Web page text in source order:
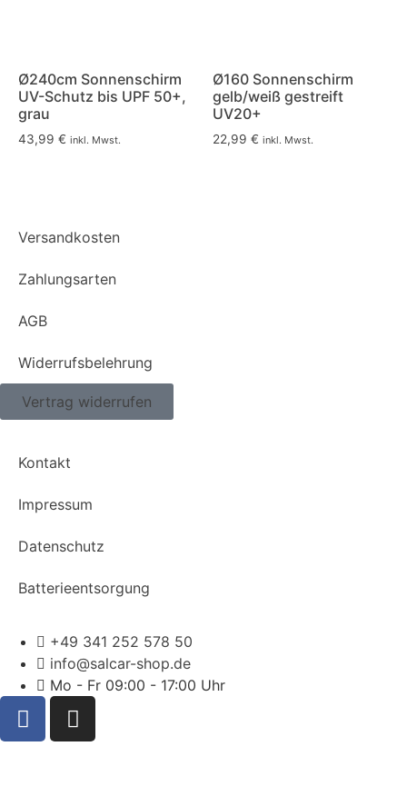
Ø240cm Sonnenschirm
UV-Schutz bis UPF 50+,
grau
43,99 € inkl. Mwst.
Ø160 Sonnenschirm
gelb/weiß gestreift
UV20+
22,99 € inkl. Mwst.
Versandkosten
Zahlungsarten
AGB
Widerrufsbelehrung
Vertrag widerrufen
Kontakt
Impressum
Datenschutz
Batterieentsorgung
+49 341 252 578 50
info@salcar-shop.de
Mo - Fr 09:00 - 17:00 Uhr